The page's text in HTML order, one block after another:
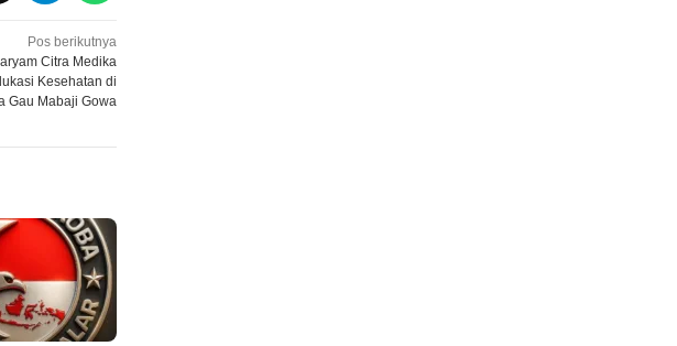
Pos berikutnya
Citra Medika
Kesehatan di
Gau Mabaji Gowa